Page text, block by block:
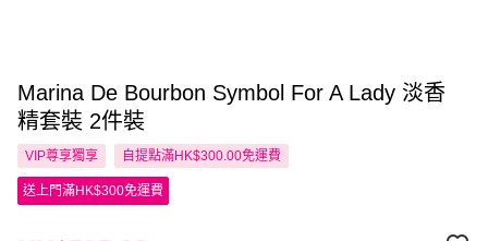
Marina De Bourbon Symbol For A Lady 淡香
精套裝 2件裝
VIP尊享獨享 自提點滿HK$300.00免運費
送上門滿HK$300免運費